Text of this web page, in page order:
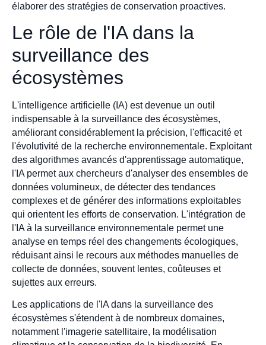
élaborer des stratégies de conservation proactives.
Le rôle de l'IA dans la
surveillance des
écosystèmes
L'intelligence artificielle (IA) est devenue un outil
indispensable à la surveillance des écosystèmes,
améliorant considérablement la précision, l'efficacité et
l'évolutivité de la recherche environnementale. Exploitant
des algorithmes avancés d'apprentissage automatique,
l'IA permet aux chercheurs d'analyser des ensembles de
données volumineux, de détecter des tendances
complexes et de générer des informations exploitables
qui orientent les efforts de conservation. L'intégration de
l'IA à la surveillance environnementale permet une
analyse en temps réel des changements écologiques,
réduisant ainsi le recours aux méthodes manuelles de
collecte de données, souvent lentes, coûteuses et
sujettes aux erreurs.
Les applications de l'IA dans la surveillance des
écosystèmes s'étendent à de nombreux domaines,
notamment l'imagerie satellitaire, la modélisation